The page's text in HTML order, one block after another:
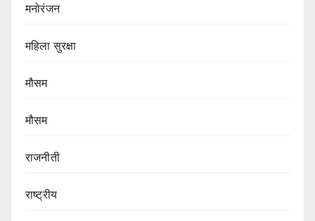
मनोरंजन
महिला सुरक्षा
मौसम
मौसम
राजनीती
राष्ट्रीय